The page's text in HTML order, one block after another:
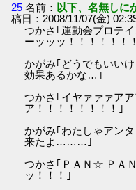
25 名前： 以下、名無しに
稿日：2008/11/07(金)
つかさ｢運動会プロテ
ーッッッ！！！！！！
かがみ｢どうでもいい
効果あるかな…｣
つかさ｢イヤァァァア
ア！！！！！！！！｣
かがみ｢わたしゃアン
来たよ………｣
つかさ｢ＰＡＮ☆ ＰＡ
ッ！！！｣